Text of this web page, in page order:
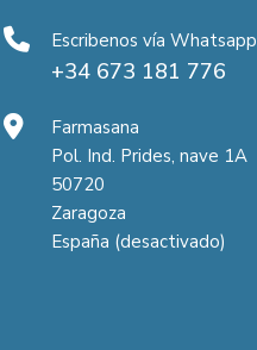
Escribenos vía Whatsapp
+34 673 181 776
Farmasana
Pol. Ind. Prides, nave 1A
50720
Zaragoza
España (desactivado)